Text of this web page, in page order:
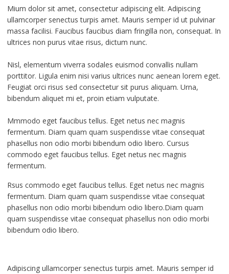
Mium dolor sit amet, consectetur adipiscing elit. Adipiscing
ullamcorper senectus turpis amet. Mauris semper id ut pulvinar
massa facilisi. Faucibus faucibus diam fringilla non, consequat. In
ultrices non purus vitae risus, dictum nunc.
Nisl, elementum viverra sodales euismod convallis nullam
porttitor. Ligula enim nisi varius ultrices nunc aenean lorem eget.
Feugiat orci risus sed consectetur sit purus aliquam. Urna,
bibendum aliquet mi et, proin etiam vulputate.
Mmmodo eget faucibus tellus. Eget netus nec magnis
fermentum. Diam quam quam suspendisse vitae consequat
phasellus non odio morbi bibendum odio libero. Cursus
commodo eget faucibus tellus. Eget netus nec magnis
fermentum.
Rsus commodo eget faucibus tellus. Eget netus nec magnis
fermentum. Diam quam quam suspendisse vitae consequat
phasellus non odio morbi bibendum odio libero.Diam quam
quam suspendisse vitae consequat phasellus non odio morbi
bibendum odio libero.
Adipiscing ullamcorper senectus turpis amet. Mauris semper id